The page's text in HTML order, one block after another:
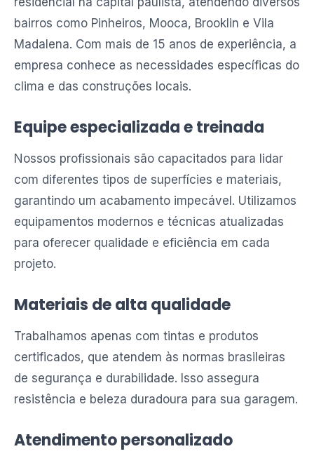
bairros como Pinheiros, Mooca, Brooklin e Vila
Madalena. Com mais de 15 anos de experiência, a
empresa conhece as necessidades específicas do
clima e das construções locais.
Equipe especializada e treinada
Nossos profissionais são capacitados para lidar
com diferentes tipos de superfícies e materiais,
garantindo um acabamento impecável. Utilizamos
equipamentos modernos e técnicas atualizadas
para oferecer qualidade e eficiência em cada
projeto.
Materiais de alta qualidade
Trabalhamos apenas com tintas e produtos
certificados, que atendem às normas brasileiras
de segurança e durabilidade. Isso assegura
resistência e beleza duradoura para sua garagem.
Atendimento personalizado